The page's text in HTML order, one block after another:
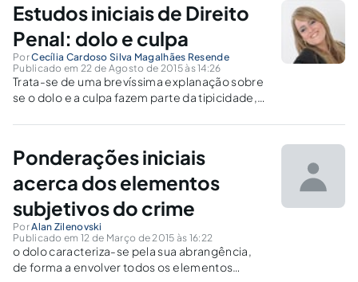
ausência tem implicações no grau de culpa do
agente.
Estudos iniciais de Direito
Penal: dolo e culpa
PorCecília Cardoso Silva Magalhães Resende
Publicado em 22 de Agosto de 2015 às 14:26
Trata-se de uma brevíssima explanação sobre
se o dolo e a culpa fazem parte da tipicidade,
abordagem do tema da culpabilidade e
Ponderações iniciais
acerca dos elementos
subjetivos do crime
PorAlan Zilenovski
Publicado em 12 de Março de 2015 às 16:22
o dolo caracteriza-se pela sua abrangência,
de forma a envolver todos os elementos